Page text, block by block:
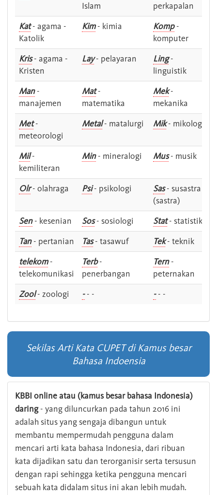
Islam
perkapalan
Kat- agama -
Katolik
Kim- kimia Komp-
komputer
Kris- agama -
Kristen
Lay- pelayaran Ling-
linguistik
Man-
manajemen
Mat-
matematika
Mek-
mekanika
Met-
meteorologi
Metal- matalurgi Mik- mikologi
Mil-
kemiliteran
Min- mineralogi Mus- musik
Olr- olahraga Psi- psikologi Sas- susastra -
(sastra)
Sen- kesenian Sos- sosiologi Stat- statistik
Tan- pertanian Tas- tasawuf Tek- teknik
telekom-
telekomunikasi
Terb-
penerbangan
Tern-
peternakan
Zool- zoologi -- - -- -
Sekilas Arti Kata CUPET di Kamus besar
Bahasa Indoensia
KBBI online atau (kamus besar bahasa Indonesia)
daring- yang diluncurkan pada tahun 2016 ini
adalah situs yang sengaja dibangun untuk
membantu mempermudah pengguna dalam
mencari arti kata bahasa Indonesia, dari ribuan
kata dijadikan satu dan terorganisir serta tersusun
dengan rapi sehingga ketika pengguna mencari
sebuah kata didalam situs ini akan lebih mudah.